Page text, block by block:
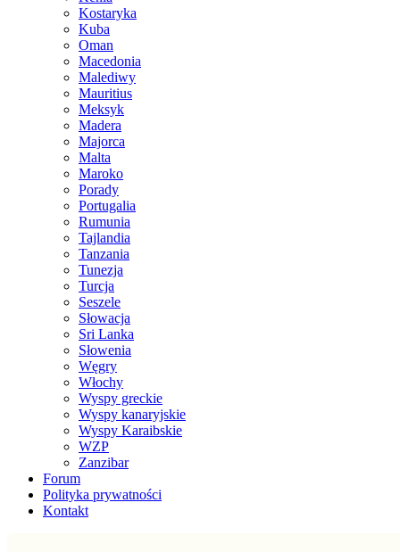
Kostaryka
Kuba
Oman
Macedonia
Malediwy
Mauritius
Meksyk
Madera
Majorca
Malta
Maroko
Porady
Portugalia
Rumunia
Tajlandia
Tanzania
Tunezja
Turcja
Seszele
Słowacja
Sri Lanka
Słowenia
Węgry
Włochy
Wyspy greckie
Wyspy kanaryjskie
Wyspy Karaibskie
WZP
Zanzibar
Forum
Polityka prywatności
Kontakt